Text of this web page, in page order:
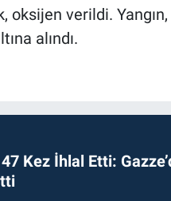
oksijen verildi.
alındı.
Kez İhlal Etti: